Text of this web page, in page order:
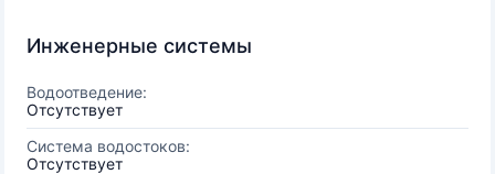
Инженерные системы
Водоотведение:
Отсутствует
Система водостоков:
Отсутствует